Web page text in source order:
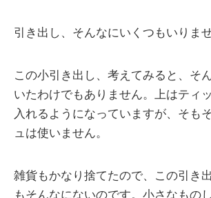
引き出し、そんなにいくつもいりませ
この小引き出し、考えてみると、そ
いたわけでもありません。上はティ
入れるようになっていますが、そも
ュは使いません。
雑貨もかなり捨てたので、この引き
もそんなにないのです。小さなもの